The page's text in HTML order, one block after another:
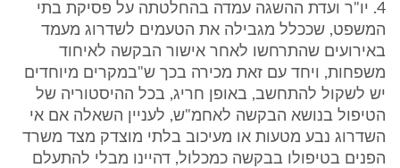
4. יו"ר ועדת ההשגה עמדה בהחלטתה על פסיקת בתי
המשפט, שככלל מגבילה את הטעמים לשדרוג מעמד
באירועים שהתרחשו לאחר אישור הבקשה לאיחוד
משפחות, ויחד עם זאת מכירה בכך ש"במקרים מיוחדים
יש לשקול להתחשב, באופן חריג, בכל ההיסטוריה של
הטיפול בנושא הבקשה לאחמ"ש, לעניין השאלה אם אי
השדרוג נבע מטעות או מעיכוב בלתי מוצדק מצד משרד
הפנים בטיפולו בבקשה כמכלול, דהיינו מבלי להתעלם